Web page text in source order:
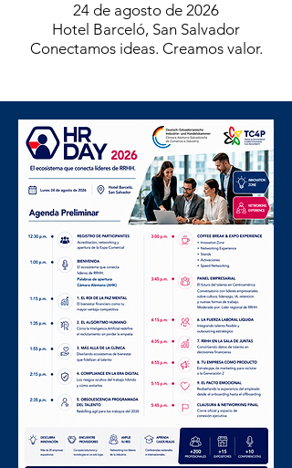
24 de agosto de 2026
Hotel Barceló, San Salvador
Conectamos ideas. Creamos valor.